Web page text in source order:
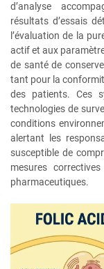
d’analyse
résultats d’essais
l’évaluation de la
actif et aux
de santé de
tant pour la
des patients. Ces
technologies de
conditions
alertant les
susceptible de
mesures
pharmaceutiques.